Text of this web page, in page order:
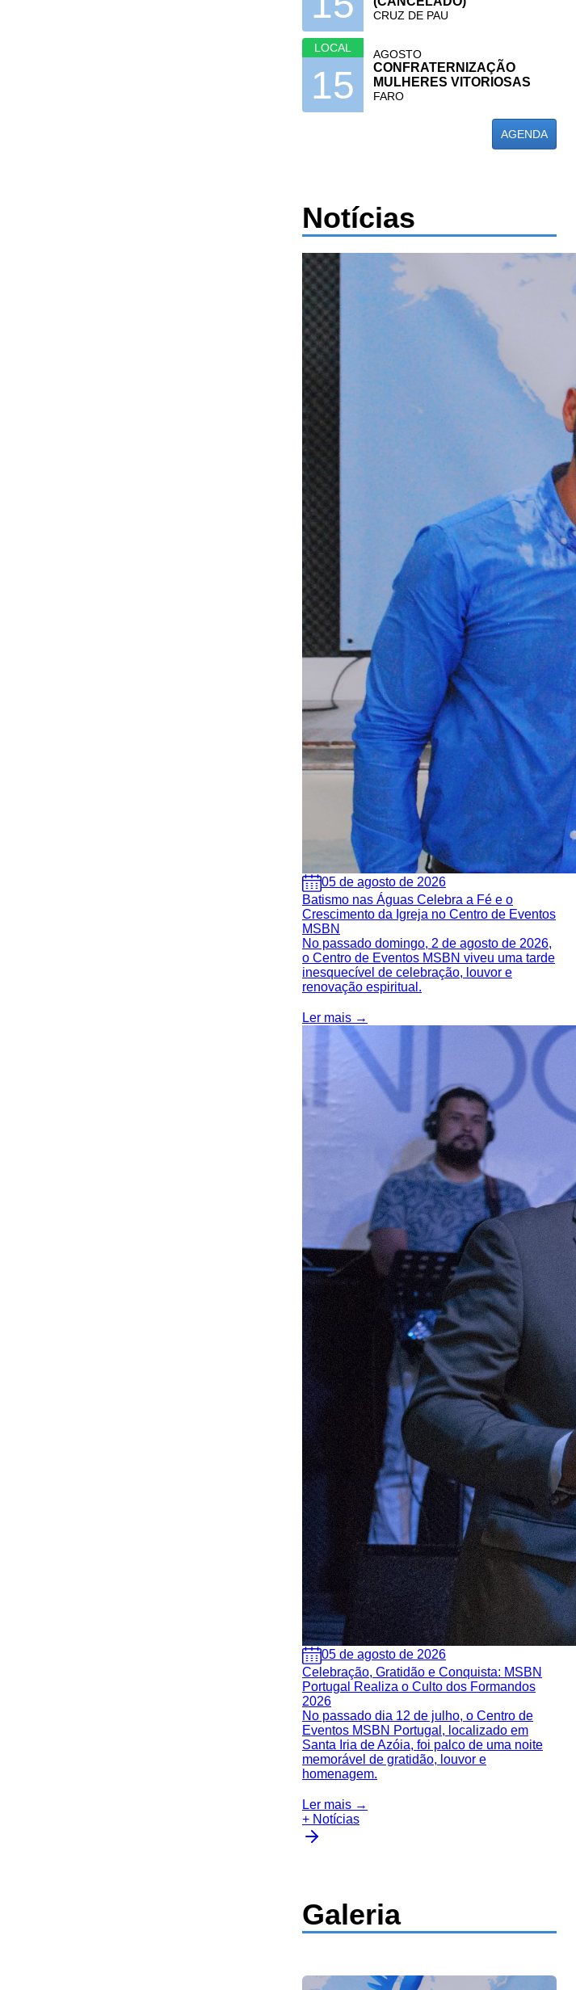
CRUZ DE PAU
LOCAL
15
AGOSTO
CONFRATERNIZAÇÃO
MULHERES VITORIOSAS
FARO
AGENDA
Notícias
05 de agosto de 2026
Batismo nas Águas Celebra a Fé e o
Crescimento da Igreja no Centro de Eventos
MSBN
No passado domingo, 2 de agosto de 2026,
o Centro de Eventos MSBN viveu uma tarde
inesquecível de celebração, louvor e
renovação espiritual.
Ler mais →
05 de agosto de 2026
Celebração, Gratidão e Conquista: MSBN
Portugal Realiza o Culto dos Formandos
2026
No passado dia 12 de julho, o Centro de
Eventos MSBN Portugal, localizado em
Santa Iria de Azóia, foi palco de uma noite
memorável de gratidão, louvor e
homenagem.
Ler mais →
+ Notícias
Galeria